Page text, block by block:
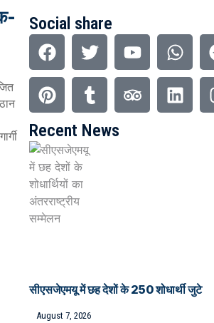
Social share
Recent News
सीएसजेएमयू में छह देशों के 250 शोधार्थी जुटे
August 7, 2026